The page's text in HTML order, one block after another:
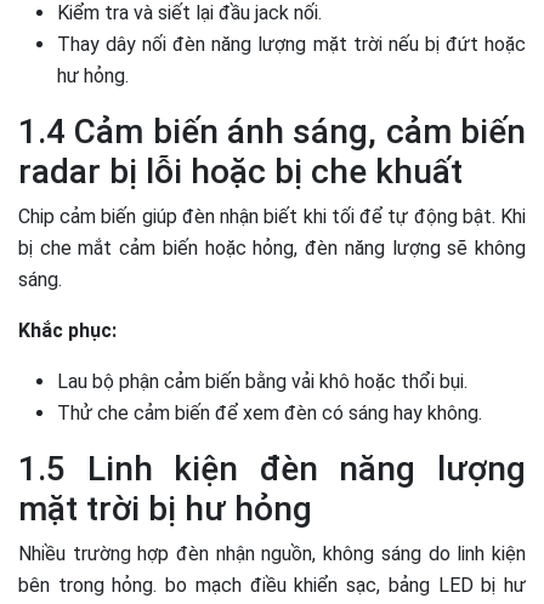
Kiểm tra và siết lại đầu jack nối.
Thay dây nối đèn năng lượng mặt trời nếu bị đứt hoặc
hư hỏng.
1.4 Cảm biến ánh sáng, cảm biến
radar bị lỗi hoặc bị che khuất
Chip cảm biến giúp đèn nhận biết khi tối để tự động bật. Khi
bị che mắt cảm biến hoặc hỏng, đèn năng lượng sẽ không
sáng.
Khắc phục:
Lau bộ phận cảm biến bằng vải khô hoặc thổi bụi.
Thử che cảm biến để xem đèn có sáng hay không.
1.5 Linh kiện đèn năng lượng
mặt trời bị hư hỏng
Nhiều trường hợp đèn nhận nguồn, không sáng do linh kiện
bên trong hỏng. bo mạch điều khiển sạc, bảng LED bị hư